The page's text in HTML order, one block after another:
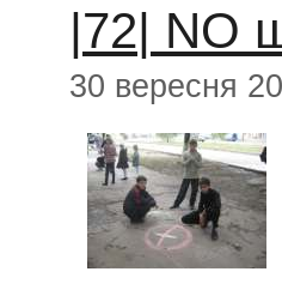
|72| NO
30 вересня